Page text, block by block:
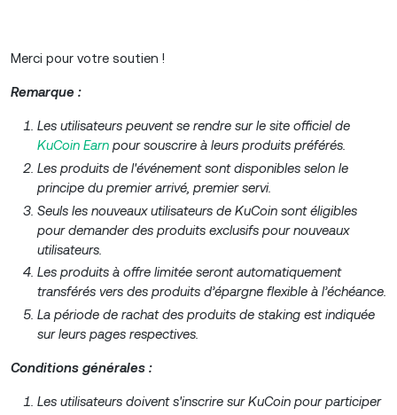
Merci pour votre soutien !
Remarque :
Les utilisateurs peuvent se rendre sur le site officiel de
KuCoin Earn pour souscrire à leurs produits préférés.
Les produits de l'événement sont disponibles selon le
principe du premier arrivé, premier servi.
Seuls les nouveaux utilisateurs de KuCoin sont éligibles
pour demander des produits exclusifs pour nouveaux
utilisateurs.
Les produits à offre limitée seront automatiquement
transférés vers des produits d’épargne flexible à l’échéance.
La période de rachat des produits de staking est indiquée
sur leurs pages respectives.
Conditions générales :
Les utilisateurs doivent s'inscrire sur KuCoin pour participer